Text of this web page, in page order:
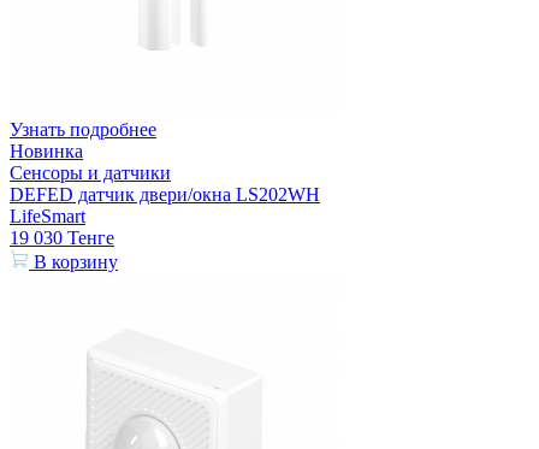
Узнать подробнее
Новинка
Сенсоры и датчики
DEFED датчик двери/окна LS202WH
LifeSmart
19 030 Тенге
В корзину